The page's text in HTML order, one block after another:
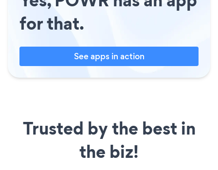
for that.
See apps in action
Trusted by the best in
the biz!